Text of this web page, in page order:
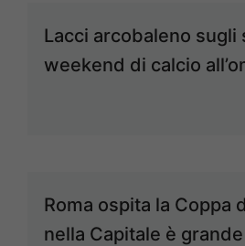
Lacci arcobaleno sugli
weekend di calcio
Roma ospita la Coppa
nella Capitale è